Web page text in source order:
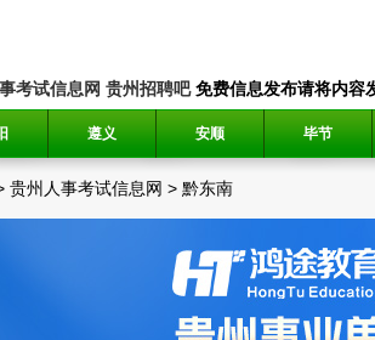
考试信息网 贵州招聘吧免费信息发布请将内容
遵义 安顺 毕节
贵州人事考试信息网 > 黔东南